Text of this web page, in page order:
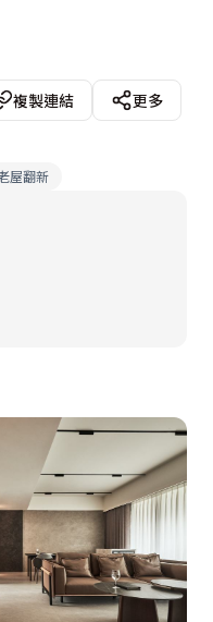
之外，也希望能夠緊
是公共空間利用連貫
然光束，形成室內豐富
空間的訴求──簡約大
造一種感官合一的空
複製連結
更多
屋翻新